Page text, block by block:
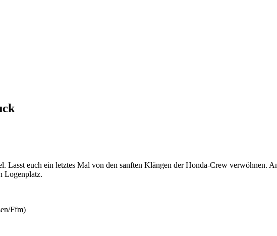
Lasst euch ein letztes Mal von den sanften Klängen der Honda-Crew verwöhnen.
Logenplatz.
Ffm)